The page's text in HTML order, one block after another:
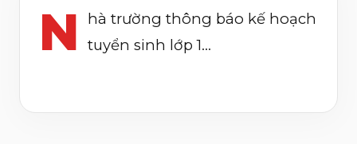
N
hà trường thông báo kế hoạch
tuyển sinh lớp 1...